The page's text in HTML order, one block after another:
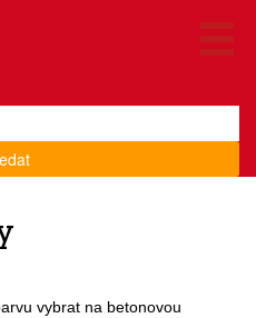
vybrat na betonovou